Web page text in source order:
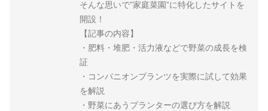
そんな思いで”家庭菜園”に特化したサイトを
開設！
【記事の内容】
・肥料・堆肥・活力液などで野菜の成長を検
証
・コンパニオンプランツを実際に試して効果
を解説
・野菜にあうプランターの選び方を解説